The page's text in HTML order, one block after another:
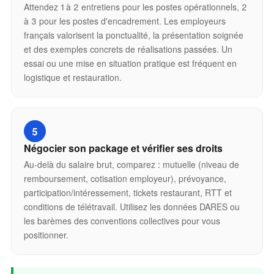
Attendez 1 à 2 entretiens pour les postes opérationnels, 2
à 3 pour les postes d'encadrement. Les employeurs
français valorisent la ponctualité, la présentation soignée
et des exemples concrets de réalisations passées. Un
essai ou une mise en situation pratique est fréquent en
logistique et restauration.
5
Négocier son package et vérifier ses droits
Au-delà du salaire brut, comparez : mutuelle (niveau de
remboursement, cotisation employeur), prévoyance,
participation/intéressement, tickets restaurant, RTT et
conditions de télétravail. Utilisez les données DARES ou
les barèmes des conventions collectives pour vous
positionner.